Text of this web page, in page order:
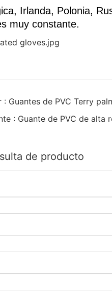
Irlanda, Polonia,
muy constante.
Guantes de PVC Terry
: Guante de PVC de
de producto